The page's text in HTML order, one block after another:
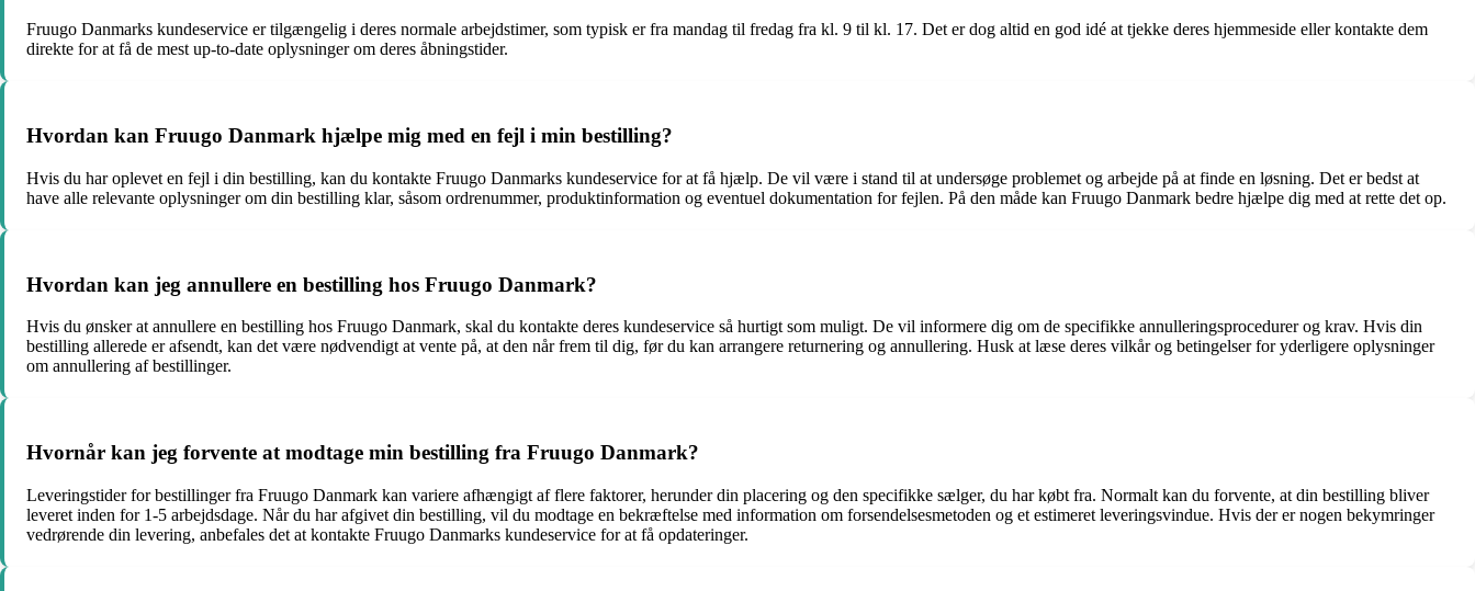
Fruugo Danmarks kundeservice er tilgængelig i deres normale arbejdstimer, som typisk er fra mandag til fredag ​​fra kl. 9 til kl. 17. Det er dog altid en god idé at tjekke deres hjemmeside eller kontakte dem
direkte for at få de mest up-to-date oplysninger om deres åbningstider.
Hvordan kan Fruugo Danmark hjælpe mig med en fejl i min bestilling?
Hvis du har oplevet en fejl i din bestilling, kan du kontakte Fruugo Danmarks kundeservice for at få hjælp. De vil være i stand til at undersøge problemet og arbejde på at finde en løsning. Det er bedst at
have alle relevante oplysninger om din bestilling klar, såsom ordrenummer, produktinformation og eventuel dokumentation for fejlen. På den måde kan Fruugo Danmark bedre hjælpe dig med at rette det op.
Hvordan kan jeg annullere en bestilling hos Fruugo Danmark?
Hvis du ønsker at annullere en bestilling hos Fruugo Danmark, skal du kontakte deres kundeservice så hurtigt som muligt. De vil informere dig om de specifikke annulleringsprocedurer og krav. Hvis din
bestilling allerede er afsendt, kan det være nødvendigt at vente på, at den når frem til dig, før du kan arrangere returnering og annullering. Husk at læse deres vilkår og betingelser for yderligere oplysninger
om annullering af bestillinger.
Hvornår kan jeg forvente at modtage min bestilling fra Fruugo Danmark?
Leveringstider for bestillinger fra Fruugo Danmark kan variere afhængigt af flere faktorer, herunder din placering og den specifikke sælger, du har købt fra. Normalt kan du forvente, at din bestilling bliver
leveret inden for 1-5 arbejdsdage. Når du har afgivet din bestilling, vil du modtage en bekræftelse med information om forsendelsesmetoden og et estimeret leveringsvindue. Hvis der er nogen bekymringer
vedrørende din levering, anbefales det at kontakte Fruugo Danmarks kundeservice for at få opdateringer.